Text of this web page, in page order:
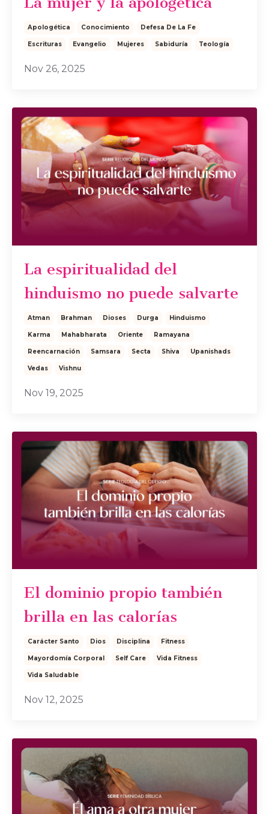
Apologética Conocimiento Defesa De La Fe
Escrituras Evangelio Mujeres Sabiduría Teología
Nov 26, 2025
La espiritualidad del
hinduismo no puede salvarte
Atman Brahman Dioses Durga Hinduismo
Karma Mahabharata Oriente Ramayana
Reencarnación Samsara Secta Shiva Upanishads
Vedas Vishnu
Nov 19, 2025
El dominio propio también
brilla en las calorías
Carácter Santo Dios Disciplina Fitness
Mayordomía Corporal Self Care Vida Fitness
Vida Saludable
Nov 12, 2025